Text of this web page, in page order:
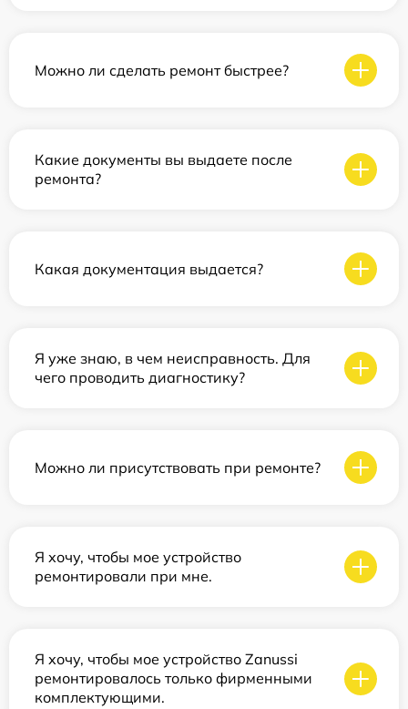
Можно ли сделать ремонт быстрее?
Какие документы вы выдаете после
ремонта?
Какая документация выдается?
Я уже знаю, в чем неисправность. Для
чего проводить диагностику?
Можно ли присутствовать при ремонте?
Я хочу, чтобы мое устройство
ремонтировали при мне.
Я хочу, чтобы мое устройство Zanussi
ремонтировалось только фирменными
комплектующими.